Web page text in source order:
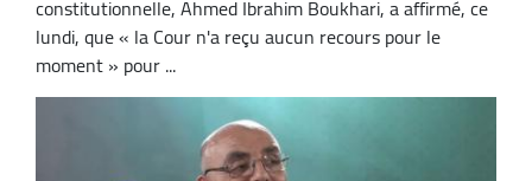
constitutionnelle, Ahmed Ibrahim Boukhari, a affirmé, ce
lundi, que « la Cour n'a reçu aucun recours pour le
moment » pour ...